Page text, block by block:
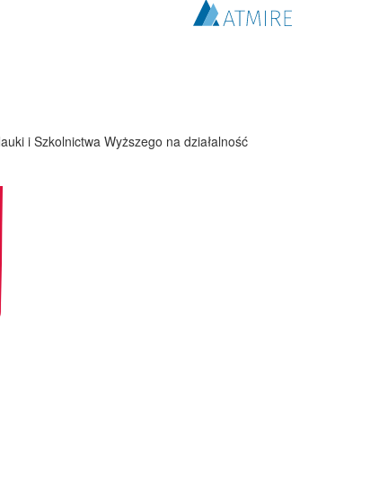
i Szkolnictwa Wyższego na działalność